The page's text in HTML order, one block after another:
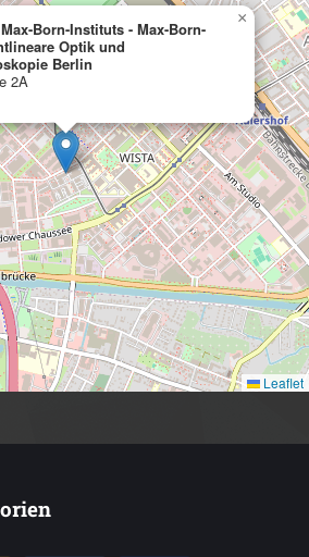
Born-Instituts - Max-Born-
Optik und
Berlin
2A
×
Leaflet